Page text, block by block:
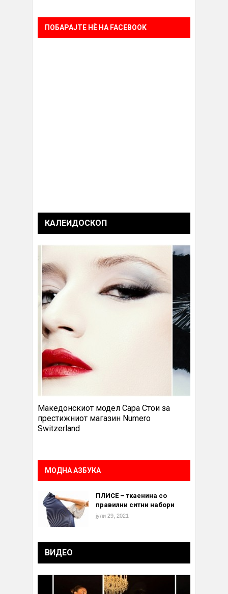
ПОБАРАЈТЕ НÈ НА FACEBOOK
КАЛЕИДОСКОП
Македонскиот модел Сара Стои за
престижниот магазин Numero
Switzerland
МОДНА АЗБУКА
ПЛИСЕ – ткаенина со
правилни ситни набори
јули 29, 2021
ВИДЕО